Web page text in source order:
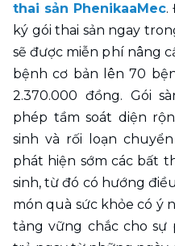
thai sản PhenikaaMec.
ký gói thai sản ngay
sẽ được miễn phí nâng
bệnh cơ bản lên 70
2.370.000 đồng. Gói
phép tầm soát diện
sinh và rối loạn
phát hiện sớm các bất
sinh, từ đó có hướng
món quà sức khỏe có ý
tảng vững chắc cho sự